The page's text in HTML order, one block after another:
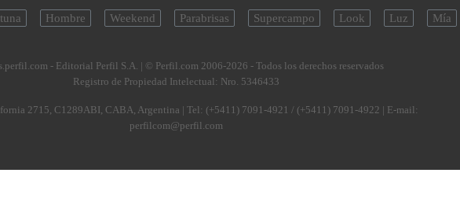
Hombre Weekend Parabrisas Supercampo Look Luz Mía
- Editorial Perfil S.A. | © Perfil.com 2006-2026 - Todos los derechos reservados
Registro de Propiedad Intelectual: Nro. 5346433
2715, C1289ABI, CABA, Argentina | Tel: (+5411) 7091-4921 / (+5411) 7091-4922 | E-mail:
perfilcom@perfil.com